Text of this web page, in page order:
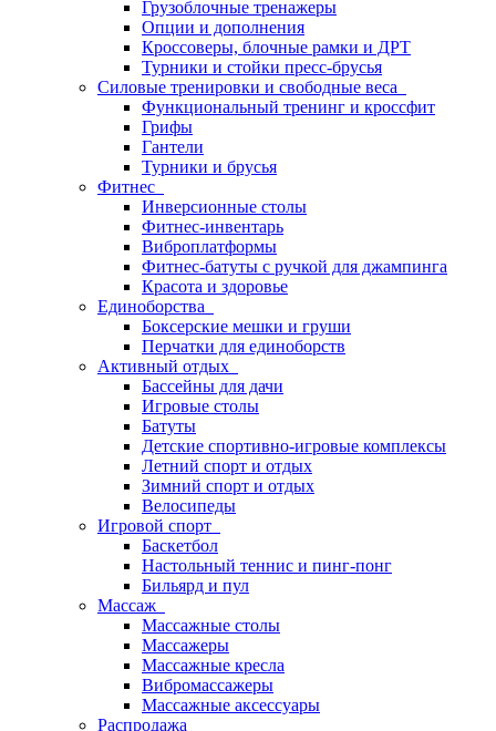
Грузоблочные тренажеры
Опции и дополнения
Кроссоверы, блочные рамки и ДРТ
Турники и стойки пресс-брусья
Силовые тренировки и свободные веса
Функциональный тренинг и кроссфит
Грифы
Гантели
Турники и брусья
Фитнес
Инверсионные столы
Фитнес-инвентарь
Виброплатформы
Фитнес-батуты с ручкой для джампинга
Красота и здоровье
Единоборства
Боксерские мешки и груши
Перчатки для единоборств
Активный отдых
Бассейны для дачи
Игровые столы
Батуты
Детские спортивно-игровые комплексы
Летний спорт и отдых
Зимний спорт и отдых
Велосипеды
Игровой спорт
Баскетбол
Настольный теннис и пинг-понг
Бильярд и пул
Массаж
Массажные столы
Массажеры
Массажные кресла
Вибромассажеры
Массажные аксессуары
Распродажа